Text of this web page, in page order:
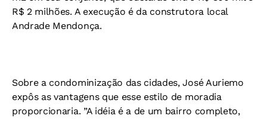
R$ 2 milhões. A execução é da construtora local
Andrade Mendonça.
Sobre a condominização das cidades, José Auriemo
expôs as vantagens que esse estilo de moradia
proporcionaria. ”A idéia é a de um bairro completo,